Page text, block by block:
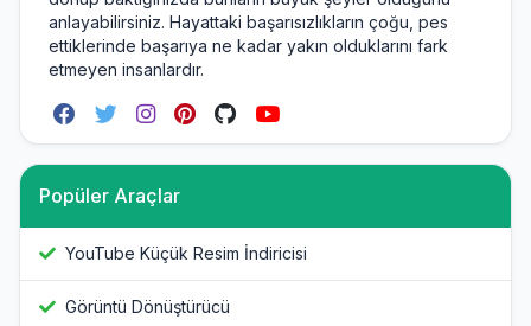
anlayabilirsiniz. Hayattaki başarısızlıkların çoğu, pes
ettiklerinde başarıya ne kadar yakın olduklarını fark
etmeyen insanlardır.
Popüler Araçlar
YouTube Küçük Resim İndiricisi
Görüntü Dönüştürücü